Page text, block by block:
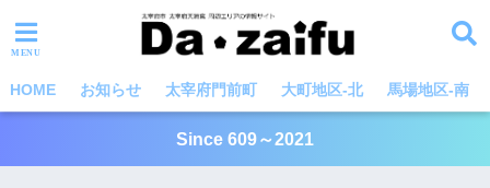
HOME お知らせ 太宰府門前町 大町地区-北 馬場地区-南
Since 609～2021